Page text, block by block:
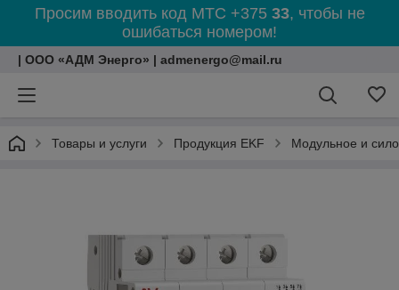
Просим вводить код МТС +375 33, чтобы не
ошибаться номером!
| ООО «АДМ Энерго» | admenergo@mail.ru
Товары и услуги Продукция EKF Модульное и